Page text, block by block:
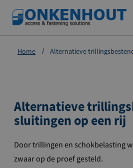
Ga
naar
inhoud
Home Alternatieve
Alternatieve
sluitingen op een rij
Door trillingen en schokbelasting
zwaar op de proef gesteld.